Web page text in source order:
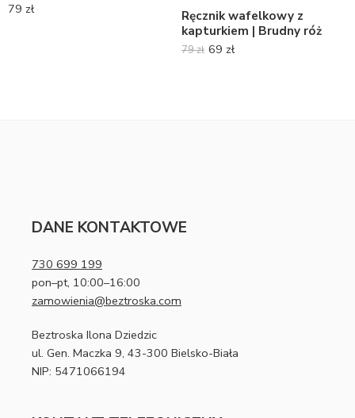
79 zł
Ręcznik wafelkowy z
kapturkiem | Brudny róż
79zł 69 zł
DANE KONTAKTOWE
730 699 199
pon–pt, 10:00–16:00
zamowienia@beztroska.com
Beztroska Ilona Dziedzic
ul. Gen. Maczka 9, 43-300 Bielsko-Biała
NIP: 5471066194